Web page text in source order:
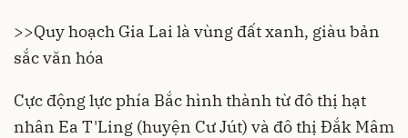
>>Quy hoạch Gia Lai là vùng đất xanh, giàu bản
sắc văn hóa
Cực động lực phía Bắc hình thành từ đô thị hạt
nhân Ea T'Ling (huyện Cư Jút) và đô thị Đắk Mâm